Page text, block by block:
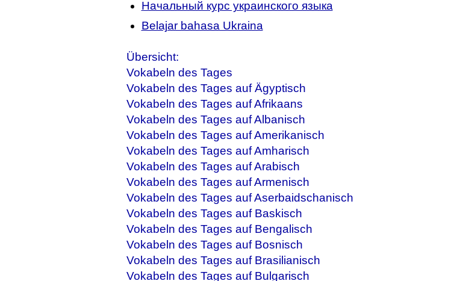
Начальный курс украинского языка
Belajar bahasa Ukraina
Übersicht:
Vokabeln des Tages
Vokabeln des Tages auf Ägyptisch
Vokabeln des Tages auf Afrikaans
Vokabeln des Tages auf Albanisch
Vokabeln des Tages auf Amerikanisch
Vokabeln des Tages auf Amharisch
Vokabeln des Tages auf Arabisch
Vokabeln des Tages auf Armenisch
Vokabeln des Tages auf Aserbaidschanisch
Vokabeln des Tages auf Baskisch
Vokabeln des Tages auf Bengalisch
Vokabeln des Tages auf Bosnisch
Vokabeln des Tages auf Brasilianisch
Vokabeln des Tages auf Bulgarisch